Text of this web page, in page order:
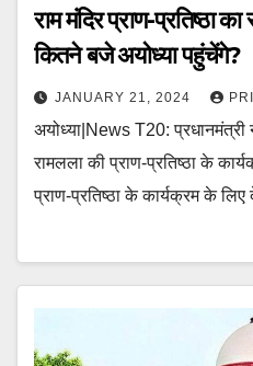
राम मंदिर प्राण-प्रतिष्ठा
कितने बजे अयोध्या पहुंचेंगे?
JANUARY 21, 2024
अयोध्या|News T20:
रामलला की प्राण-प्रतिष्ठा के
प्राण-प्रतिष्ठा के कार्यक्रम के